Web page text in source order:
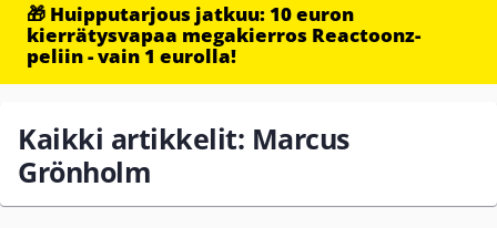
🎁 Huipputarjous jatkuu: 10 euron
kierrätysvapaa megakierros Reactoonz-
peliin - vain 1 eurolla!
Kaikki artikkelit: Marcus
Grönholm